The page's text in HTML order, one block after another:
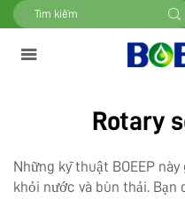
Rotary
Những kỹ thuật BOEEP
khỏi nước và bùn thải.